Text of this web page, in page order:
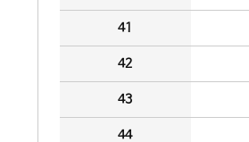
41
42
43
44